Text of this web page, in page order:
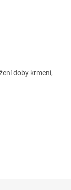
doby krmení,